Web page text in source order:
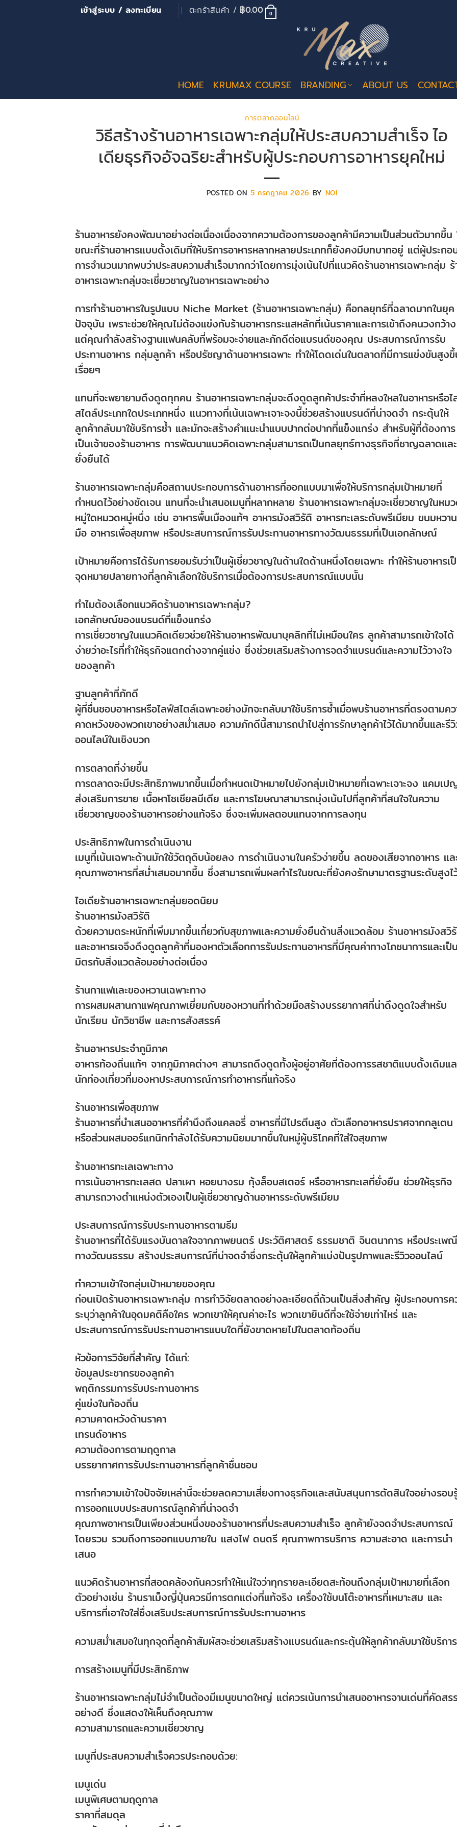
เข้าสู่ระบบ / ลงทะเบียน ตะกร้าสินค้า / ฿0.00 0
HOME KRUMAX COURSE BRANDING ABOUT US
การตลาดออนไลน์
วิธีสร้างร้านอาหารเฉพาะกลุ่มให้ประสบความสำเร็จ ไอ
เดียธุรกิจอัจฉริยะสำหรับผู้ประกอบการอาหารยุคใหม่
POSTED ON 5 กรกฎาคม 2026 BY NOI
ร้านอาหารยังคงพัฒนาอย่างต่อเนื่องเนื่องจากความต้องการของลูกค้ามีความเป็นส่วนตัวมากขึ้น
ขณะที่ร้านอาหารแบบดั้งเดิมที่ให้บริการอาหารหลากหลายประเภทก็ยังคงมีบทบาทอยู่ แต่ผู้ประกอ
การจำนวนมากพบว่าประสบความสำเร็จมากกว่าโดยการมุ่งเน้นไปที่แนวคิดร้านอาหารเฉพาะกลุ่ม
อาหารเฉพาะกลุ่มจะเชี่ยวชาญในอาหารเฉพาะอย่าง
การทำร้านอาหารในรูปแบบ Niche Market (ร้านอาหารเฉพาะกลุ่ม) คือกลยุทธ์ที่ฉลาดมากในยุค
ปัจจุบัน เพราะช่วยให้คุณไม่ต้องแข่งกับร้านอาหารกระแสหลักที่เน้นราคาและการเข้าถึงคนวงกว้าง
แต่คุณกำลังสร้างฐานแฟนคลับที่พร้อมจะจ่ายและภักดีต่อแบรนด์ของคุณ ประสบการณ์การรับ
ประทานอาหาร กลุ่มลูกค้า หรือปรัชญาด้านอาหารเฉพาะ ทำให้โดดเด่นในตลาดที่มีการแข่งขันสูง
เรื่อยๆ
แทนที่จะพยายามดึงดูดทุกคน ร้านอาหารเฉพาะกลุ่มจะดึงดูดลูกค้าประจำที่หลงใหลในอาหารหรือ
สไตล์ประเภทใดประเภทหนึ่ง แนวทางที่เน้นเฉพาะเจาะจงนี้ช่วยสร้างแบรนด์ที่น่าจดจำ กระตุ้นให้
ลูกค้ากลับมาใช้บริการซ้ำ และมักจะสร้างคำแนะนำแบบปากต่อปากที่แข็งแกร่ง สำหรับผู้ที่ต้องการ
เป็นเจ้าของร้านอาหาร การพัฒนาแนวคิดเฉพาะกลุ่มสามารถเป็นกลยุทธ์ทางธุรกิจที่ชาญฉลาดและ
ยั่งยืนได้
ร้านอาหารเฉพาะกลุ่มคือสถานประกอบการด้านอาหารที่ออกแบบมาเพื่อให้บริการกลุ่มเป้าหมายที่
กำหนดไว้อย่างชัดเจน แทนที่จะนำเสนอเมนูที่หลากหลาย ร้านอาหารเฉพาะกลุ่มจะเชี่ยวชาญในหม
หมู่ใดหมวดหมู่หนึ่ง เช่น อาหารพื้นเมืองแท้ๆ อาหารมังสวิรัติ อาหารทะเลระดับพรีเมียม ขนมหวา
มือ อาหารเพื่อสุขภาพ หรือประสบการณ์การรับประทานอาหารทางวัฒนธรรมที่เป็นเอกลักษณ์
เป้าหมายคือการได้รับการยอมรับว่าเป็นผู้เชี่ยวชาญในด้านใดด้านหนึ่งโดยเฉพาะ ทำให้ร้านอาหารเ
จุดหมายปลายทางที่ลูกค้าเลือกใช้บริการเมื่อต้องการประสบการณ์แบบนั้น
ทำไมต้องเลือกแนวคิดร้านอาหารเฉพาะกลุ่ม?
เอกลักษณ์ของแบรนด์ที่แข็งแกร่ง
การเชี่ยวชาญในแนวคิดเดียวช่วยให้ร้านอาหารพัฒนาบุคลิกที่ไม่เหมือนใคร ลูกค้าสามารถเข้าใจได้
ง่ายว่าอะไรที่ทำให้ธุรกิจแตกต่างจากคู่แข่ง ซึ่งช่วยเสริมสร้างการจดจำแบรนด์และความไว้วางใจ
ของลูกค้า
ฐานลูกค้าที่ภักดี
ผู้ที่ชื่นชอบอาหารหรือไลฟ์สไตล์เฉพาะอย่างมักจะกลับมาใช้บริการซ้ำเมื่อพบร้านอาหารที่ตรงตามค
คาดหวังของพวกเขาอย่างสม่ำเสมอ ความภักดีนี้สามารถนำไปสู่การรักษาลูกค้าไว้ได้มากขึ้นและรี
ออนไลน์ในเชิงบวก
การตลาดที่ง่ายขึ้น
การตลาดจะมีประสิทธิภาพมากขึ้นเมื่อกำหนดเป้าหมายไปยังกลุ่มเป้าหมายที่เฉพาะเจาะจง แคมเป
ส่งเสริมการขาย เนื้อหาโซเชียลมีเดีย และการโฆษณาสามารถมุ่งเน้นไปที่ลูกค้าที่สนใจในความ
เชี่ยวชาญของร้านอาหารอย่างแท้จริง ซึ่งจะเพิ่มผลตอบแทนจากการลงทุน
ประสิทธิภาพในการดำเนินงาน
เมนูที่เน้นเฉพาะด้านมักใช้วัตถุดิบน้อยลง การดำเนินงานในครัวง่ายขึ้น ลดของเสียจากอาหาร แล
คุณภาพอาหารที่สม่ำเสมอมากขึ้น ซึ่งสามารถเพิ่มผลกำไรในขณะที่ยังคงรักษามาตรฐานระดับสูงไ
ไอเดียร้านอาหารเฉพาะกลุ่มยอดนิยม
ร้านอาหารมังสวิรัติ
ด้วยความตระหนักที่เพิ่มมากขึ้นเกี่ยวกับสุขภาพและความยั่งยืนด้านสิ่งแวดล้อม ร้านอาหารมังสวิ
และอาหารเจจึงดึงดูดลูกค้าที่มองหาตัวเลือกการรับประทานอาหารที่มีคุณค่าทางโภชนาการและเป็
มิตรกับสิ่งแวดล้อมอย่างต่อเนื่อง
ร้านกาแฟและของหวานเฉพาะทาง
การผสมผสานกาแฟคุณภาพเยี่ยมกับของหวานที่ทำด้วยมือสร้างบรรยากาศที่น่าดึงดูดใจสำหรับ
นักเรียน นักวิชาชีพ และการสังสรรค์
ร้านอาหารประจำภูมิภาค
อาหารท้องถิ่นแท้ๆ จากภูมิภาคต่างๆ สามารถดึงดูดทั้งผู้อยู่อาศัยที่ต้องการรสชาติแบบดั้งเดิมแ
นักท่องเที่ยวที่มองหาประสบการณ์การทำอาหารที่แท้จริง
ร้านอาหารเพื่อสุขภาพ
ร้านอาหารที่นำเสนออาหารที่คำนึงถึงแคลอรี่ อาหารที่มีโปรตีนสูง ตัวเลือกอาหารปราศจากกลูเตน
หรือส่วนผสมออร์แกนิกกำลังได้รับความนิยมมากขึ้นในหมู่ผู้บริโภคที่ใส่ใจสุขภาพ
ร้านอาหารทะเลเฉพาะทาง
การเน้นอาหารทะเลสด ปลาเผา หอยนางรม กุ้งล็อบสเตอร์ หรืออาหารทะเลที่ยั่งยืน ช่วยให้ธุรกิจ
สามารถวางตำแหน่งตัวเองเป็นผู้เชี่ยวชาญด้านอาหารระดับพรีเมียม
ประสบการณ์การรับประทานอาหารตามธีม
ร้านอาหารที่ได้รับแรงบันดาลใจจากภาพยนตร์ ประวัติศาสตร์ ธรรมชาติ จินตนาการ หรือประเพณี
ทางวัฒนธรรม สร้างประสบการณ์ที่น่าจดจำซึ่งกระตุ้นให้ลูกค้าแบ่งปันรูปภาพและรีวิวออนไลน์
ทำความเข้าใจกลุ่มเป้าหมายของคุณ
ก่อนเปิดร้านอาหารเฉพาะกลุ่ม การทำวิจัยตลาดอย่างละเอียดถี่ถ้วนเป็นสิ่งสำคัญ ผู้ประกอบการค
ระบุว่าลูกค้าในอุดมคติคือใคร พวกเขาให้คุณค่าอะไร พวกเขายินดีที่จะใช้จ่ายเท่าไหร่ และ
ประสบการณ์การรับประทานอาหารแบบใดที่ยังขาดหายไปในตลาดท้องถิ่น
หัวข้อการวิจัยที่สำคัญ ได้แก่:
ข้อมูลประชากรของลูกค้า
พฤติกรรมการรับประทานอาหาร
คู่แข่งในท้องถิ่น
ความคาดหวังด้านราคา
เทรนด์อาหาร
ความต้องการตามฤดูกาล
บรรยากาศการรับประทานอาหารที่ลูกค้าชื่นชอบ
การทำความเข้าใจปัจจัยเหล่านี้จะช่วยลดความเสี่ยงทางธุรกิจและสนับสนุนการตัดสินใจอย่างรอบ
การออกแบบประสบการณ์ลูกค้าที่น่าจดจำ
คุณภาพอาหารเป็นเพียงส่วนหนึ่งของร้านอาหารที่ประสบความสำเร็จ ลูกค้ายังจดจำประสบการณ์
โดยรวม รวมถึงการออกแบบภายใน แสงไฟ ดนตรี คุณภาพการบริการ ความสะอาด และการนำ
เสนอ
แนวคิดร้านอาหารที่สอดคล้องกันควรทำให้แน่ใจว่าทุกรายละเอียดสะท้อนถึงกลุ่มเป้าหมายที่เลือก
ตัวอย่างเช่น ร้านราเม็งญี่ปุ่นควรมีการตกแต่งที่แท้จริง เครื่องใช้บนโต๊ะอาหารที่เหมาะสม และ
บริการที่เอาใจใส่ซึ่งเสริมประสบการณ์การรับประทานอาหาร
ความสม่ำเสมอในทุกจุดที่ลูกค้าสัมผัสจะช่วยเสริมสร้างแบรนด์และกระตุ้นให้ลูกค้ากลับมาใช้บริกา
การสร้างเมนูที่มีประสิทธิภาพ
ร้านอาหารเฉพาะกลุ่มไม่จำเป็นต้องมีเมนูขนาดใหญ่ แต่ควรเน้นการนำเสนออาหารจานเด่นที่คัดสร
อย่างดี ซึ่งแสดงให้เห็นถึงคุณภาพ
ความสามารถและความเชี่ยวชาญ
เมนูที่ประสบความสำเร็จควรประกอบด้วย:
เมนูเด่น
เมนูพิเศษตามฤดูกาล
ราคาที่สมดุล